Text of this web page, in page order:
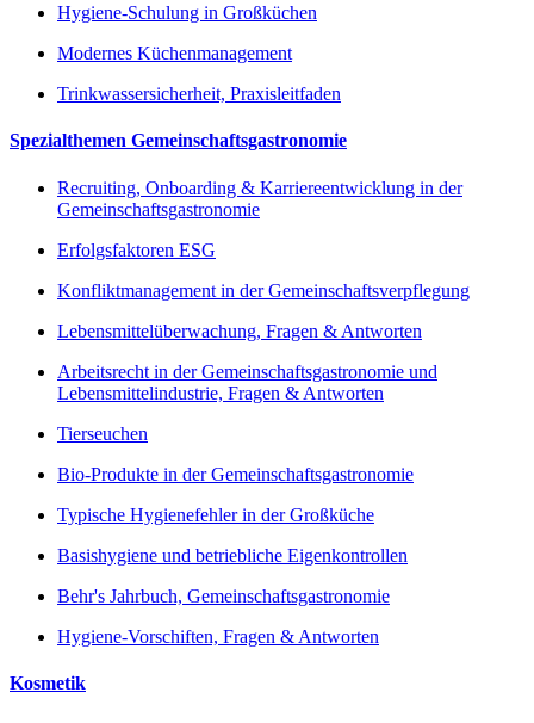
Hygiene-Schulung in Großküchen
Modernes Küchenmanagement
Trinkwassersicherheit, Praxisleitfaden
Spezialthemen Gemeinschaftsgastronomie
Recruiting, Onboarding & Karriereentwicklung in der
Gemeinschaftsgastronomie
Erfolgsfaktoren ESG
Konfliktmanagement in der Gemeinschaftsverpflegung
Lebensmittelüberwachung, Fragen & Antworten
Arbeitsrecht in der Gemeinschaftsgastronomie und
Lebensmittelindustrie, Fragen & Antworten
Tierseuchen
Bio-Produkte in der Gemeinschaftsgastronomie
Typische Hygienefehler in der Großküche
Basishygiene und betriebliche Eigenkontrollen
Behr's Jahrbuch, Gemeinschaftsgastronomie
Hygiene-Vorschiften, Fragen & Antworten
Kosmetik